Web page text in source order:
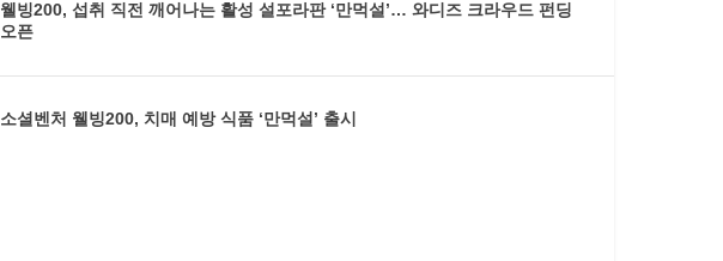
웰빙200, 섭취 직전 깨어나는 활성 설포라판 ‘만먹설’… 와디즈 크라우드 펀딩
오픈
소셜벤처 웰빙200, 치매 예방 식품 ‘만먹설’ 출시